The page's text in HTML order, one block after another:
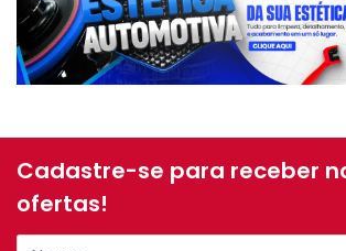
Cadastre-se para receber
ofertas!